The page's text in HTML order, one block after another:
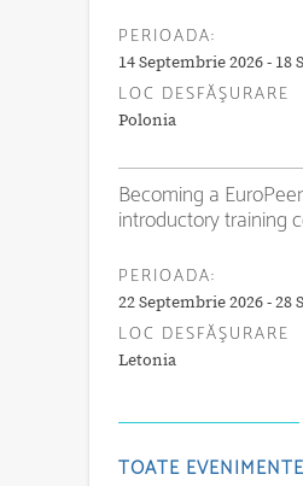
PERIOADA:
14 Septembrie 2026 - 18
LOC DESFĂŞURARE
Polonia
Becoming a
introductory training
PERIOADA:
22 Septembrie 2026 - 28
LOC DESFĂŞURARE
Letonia
TOATE